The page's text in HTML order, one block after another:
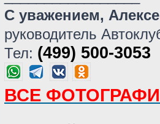
С уважением,
руководитель
Тел: (499) 500-3053
ВСЕ